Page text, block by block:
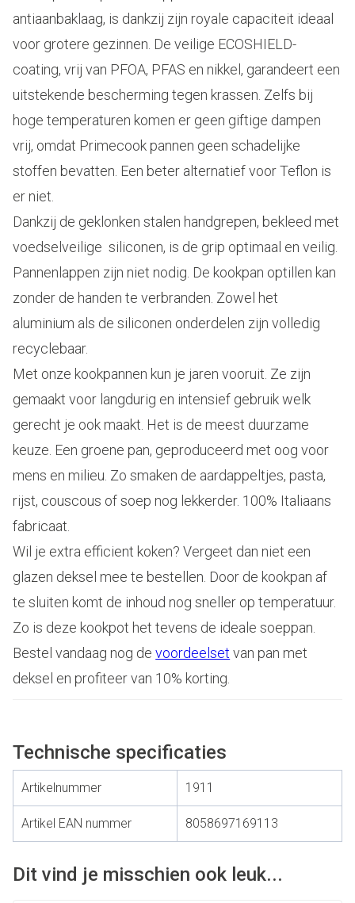
antiaanbaklaag, is dankzij zijn royale capaciteit ideaal
voor grotere gezinnen. De veilige ECOSHIELD-
coating, vrij van PFOA, PFAS en nikkel, garandeert een
uitstekende bescherming tegen krassen. Zelfs bij
hoge temperaturen komen er geen giftige dampen
vrij, omdat Primecook pannen geen schadelijke
stoffen bevatten. Een beter alternatief voor Teflon is
er niet.
Dankzij de geklonken stalen handgrepen, bekleed met
voedselveilige siliconen, is de grip optimaal en veilig.
Pannenlappen zijn niet nodig. De kookpan optillen kan
zonder de handen te verbranden. Zowel het
aluminium als de siliconen onderdelen zijn volledig
recyclebaar.
Met onze kookpannen kun je jaren vooruit. Ze zijn
gemaakt voor langdurig en intensief gebruik welk
gerecht je ook maakt. Het is de meest duurzame
keuze. Een groene pan, geproduceerd met oog voor
mens en milieu. Zo smaken de aardappeltjes, pasta,
rijst, couscous of soep nog lekkerder. 100% Italiaans
fabricaat.
Wil je extra efficient koken? Vergeet dan niet een
glazen deksel mee te bestellen. Door de kookpan af
te sluiten komt de inhoud nog sneller op temperatuur.
Zo is deze kookpot het tevens de ideale soeppan.
Bestel vandaag nog devoordeelset van pan met
deksel en profiteer van 10% korting.
Technische specificaties
Artikelnummer 1911
Artikel EAN nummer 8058697169113
Dit vind je misschien ook leuk...